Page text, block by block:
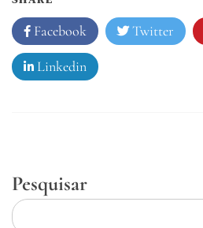
Facebook Twitter
Linkedin
Pesquisar